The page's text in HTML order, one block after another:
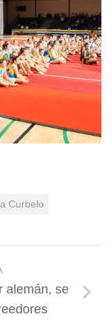
Curbelo
alemán, se